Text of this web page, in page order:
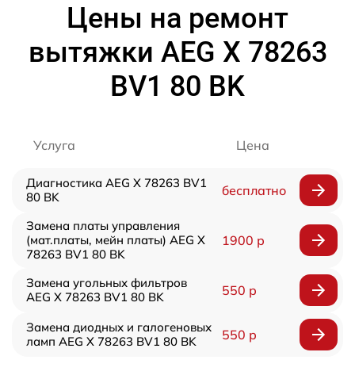
Цены на ремонт
вытяжки AEG X 78263
BV1 80 BK
Услуга Цена
Диагностика AEG X 78263 BV1
80 BK
бесплатно
Замена платы управления
(мат.платы, мейн платы) AEG X
78263 BV1 80 BK
1900 р
Замена угольных фильтров
AEG X 78263 BV1 80 BK
550 р
Замена диодных и галогеновых
ламп AEG X 78263 BV1 80 BK
550 р